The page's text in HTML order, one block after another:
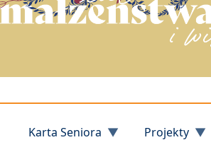
Karta Seniora Projekty